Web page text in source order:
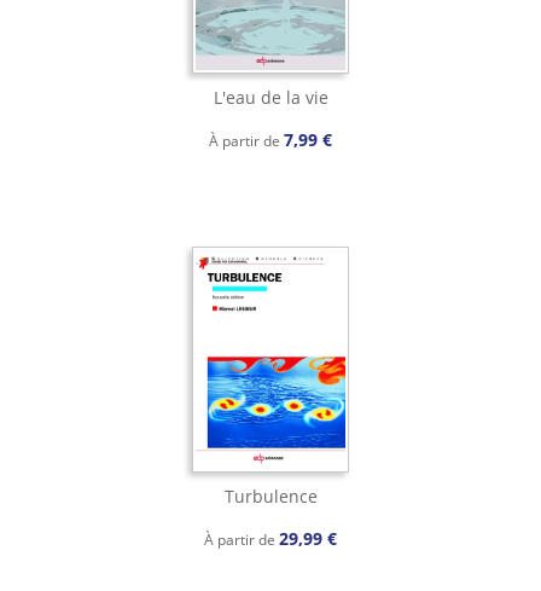
L'eau de la vie
À partir de 7,99 €
Turbulence
À partir de 29,99 €